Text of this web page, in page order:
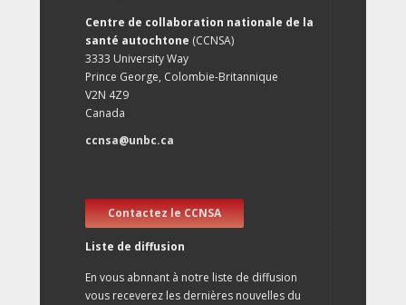
Centre de collaboration nationale de la
santé autochtone (CCNSA)
3333 University Way
Prince George, Colombie-Britannique
V2N 4Z9
Canada
ccnsa@unbc.ca
Contactez le CCNSA
Liste de diffusion
En vous abnnant à notre liste de diffusion
vous receverez les dernières nouvelles du